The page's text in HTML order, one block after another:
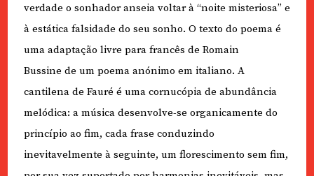
verdade o sonhador anseia voltar à “noite misteriosa” e
à estática falsidade do seu sonho. O texto do poema é
uma adaptação livre para francês de Romain
Bussine de um poema anónimo em italiano. ​A
cantilena de Fauré é uma cornucópia de abundância
melódica: a música desenvolve-se organicamente do
princípio ao fim, cada frase conduzindo
inevitavelmente à seguinte, um florescimento sem fim,